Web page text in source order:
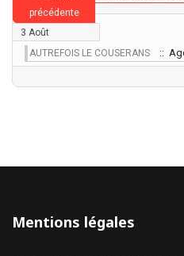
précédente
3 Août
AUTREFOIS LE COUSERANS
::
Mentions légales